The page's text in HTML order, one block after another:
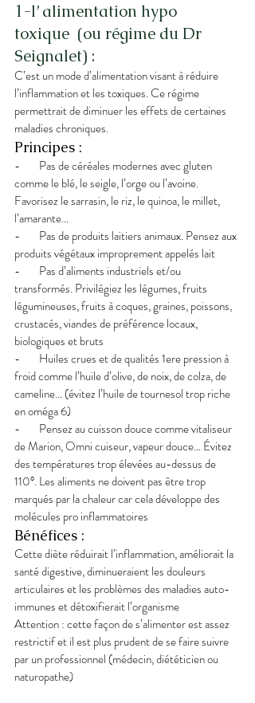
1-l’ alimentation hypo
toxique  (ou régime du Dr
Seignalet) :
C’est un mode d’alimentation visant à réduire
l’inflammation et les toxiques. Ce régime
permettrait de diminuer les effets de certaines
maladies chroniques.
Principes :
-        Pas de céréales modernes avec gluten
comme le blé, le seigle, l’orge ou l’avoine.
Favorisez le sarrasin, le riz, le quinoa, le millet,
l’amarante…
-        Pas de produits laitiers animaux. Pensez aux
produits végétaux improprement appelés lait
-        Pas d’aliments industriels et/ou
transformés. Privilégiez les légumes, fruits
légumineuses, fruits à coques, graines, poissons,
crustacés, viandes de préférence locaux,
biologiques et bruts
-        Huiles crues et de qualités 1ere pression à
froid comme l’huile d’olive, de noix, de colza, de
cameline… (évitez l’huile de tournesol trop riche
en oméga 6)
-        Pensez au cuisson douce comme vitaliseur
de Marion, Omni cuiseur, vapeur douce… Évitez
des températures trop élevées au-dessus de
110°. Les aliments ne doivent pas être trop
marqués par la chaleur car cela développe des
molécules pro inflammatoires
Bénéfices :
Cette diète réduirait l’inflammation, améliorait la
santé digestive, diminueraient les douleurs
articulaires et les problèmes des maladies auto-
immunes et détoxifierait l’organisme
Attention : cette façon de s’alimenter est assez
restrictif et il est plus prudent de se faire suivre
par un professionnel (médecin, diététicien ou
naturopathe)